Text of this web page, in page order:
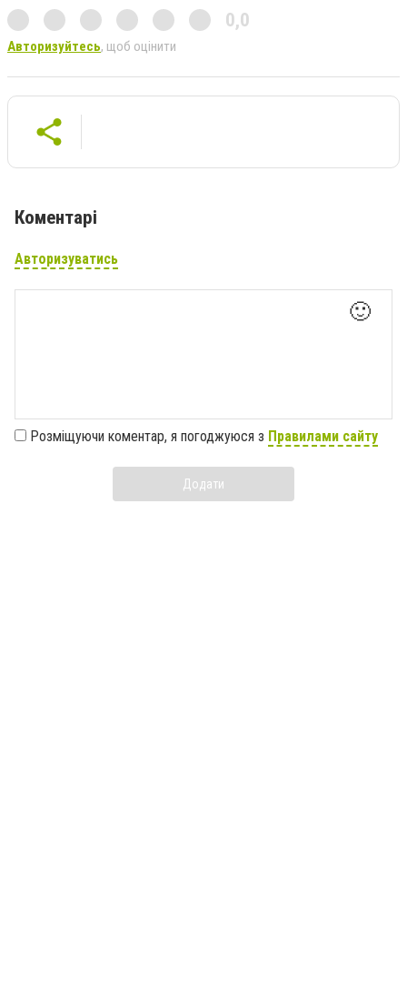
0,0
Авторизуйтесь, щоб оцінити
Коментарі
Авторизуватись
🙂
Розміщуючи коментар, я погоджуюся з Правилами сайту
Додати